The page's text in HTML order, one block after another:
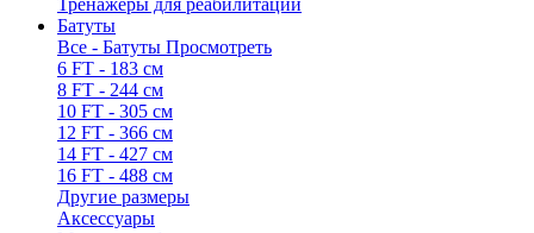
Тренажеры для реабилитации
Батуты
Все - Батуты Просмотреть
6 FT - 183 см
8 FT - 244 см
10 FT - 305 см
12 FT - 366 см
14 FT - 427 см
16 FT - 488 см
Другие размеры
Аксессуары